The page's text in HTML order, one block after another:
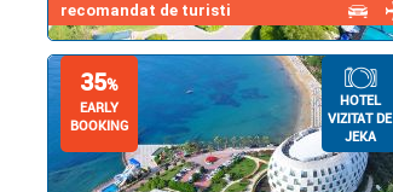
recomandat de turisti
35%
EARLY
BOOKING
HOTEL
VIZITAT DE
JEKA